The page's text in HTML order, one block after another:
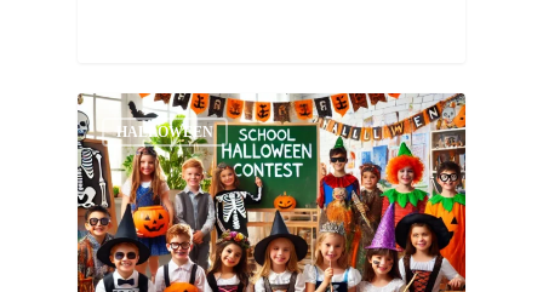
HALLOWEEN